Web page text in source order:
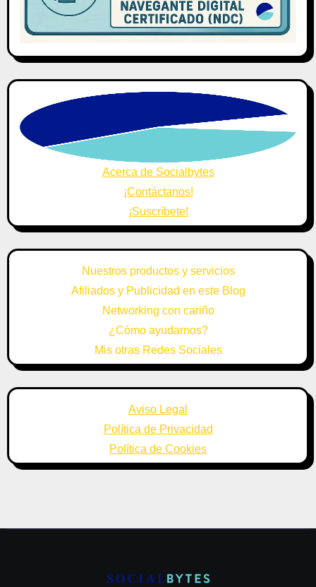
Acerca de Socialbytes
¡Contáctanos!
¡Suscríbete!
Nuestros productos y servicios
Afiliados y Publicidad en este Blog
Networking con cariño
¿Cómo ayudarnos?
Mis otras Redes Sociales
Aviso Legal
Política de Privacidad
Política de Cookies